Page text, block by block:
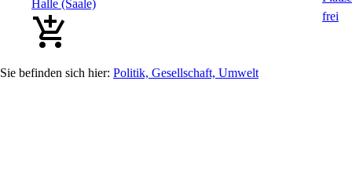
Halle (Saale)
Politik, Gesellschaft, Umwelt